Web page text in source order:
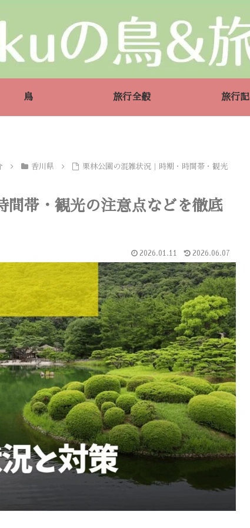
鳥 旅行全般 旅行記
香川県 栗林公園の混雑状況｜時期・時間帯・観光
間帯・観光の注意点などを徹底
2026.01.11 2026.06.07